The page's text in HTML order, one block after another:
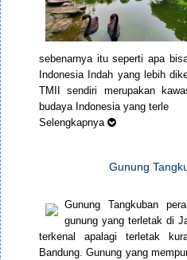
sebenarnya itu seperti apa
Indonesia Indah yang lebih
TMII sendiri merupakan
budaya Indonesia yang terle
Selengkapnya
Gunung
Gunung Tangkuban
gunung yang terletak di
terkenal apalagi terletak
Bandung. Gunung yang